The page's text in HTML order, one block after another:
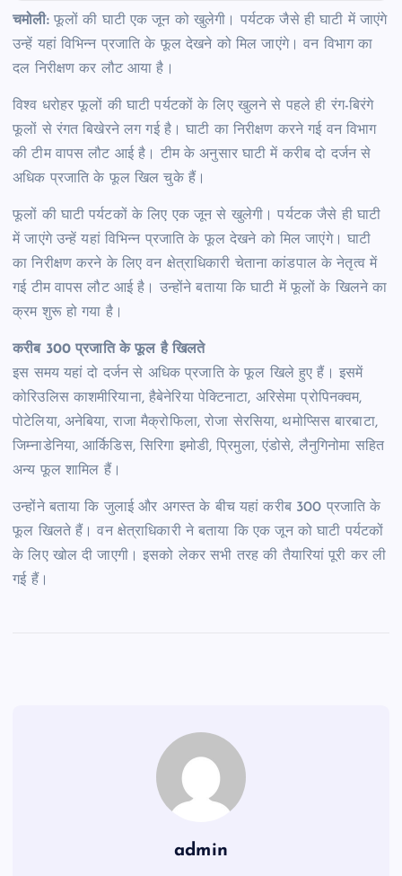
चमोली:फूलों की घाटी एक जून को खुलेगी। पर्यटक जैसे ही घाटी में जाएंगे
उन्हें यहां विभिन्न प्रजाति के फूल देखने को मिल जाएंगे। वन विभाग का
दल निरीक्षण कर लौट आया है।
विश्व धरोहर फूलों की घाटी पर्यटकों के लिए खुलने से पहले ही रंग-बिरंगे
फूलों से रंगत बिखेरने लग गई है। घाटी का निरीक्षण करने गई वन विभाग
की टीम वापस लौट आई है। टीम के अनुसार घाटी में करीब दो दर्जन से
अधिक प्रजाति के फूल खिल चुके हैं।
फूलों की घाटी पर्यटकों के लिए एक जून से खुलेगी। पर्यटक जैसे ही घाटी
में जाएंगे उन्हें यहां विभिन्न प्रजाति के फूल देखने को मिल जाएंगे। घाटी
का निरीक्षण करने के लिए वन क्षेत्राधिकारी चेताना कांडपाल के नेतृत्व में
गई टीम वापस लौट आई है। उन्होंने बताया कि घाटी में फूलों के खिलने का
क्रम शुरू हो गया है।
करीब 300 प्रजाति के फूल है खिलते
इस समय यहां दो दर्जन से अधिक प्रजाति के फूल खिले हुए हैं। इसमें
कोरिउलिस काशमीरियाना, हैबेनेरिया पेक्टिनाटा, अरिसेमा प्रोपिनक्वम,
पोटेलिया, अनेबिया, राजा मैक्रोफिला, रोजा सेरसिया, थमोप्सिस बारबाटा,
जिम्नाडेनिया, आर्किडिस, सिरिगा इमोडी, प्रिमुला, एंडोसे, लैनुगिनोमा सहित
अन्य फूल शामिल हैं।
उन्होंने बताया कि जुलाई और अगस्त के बीच यहां करीब 300 प्रजाति के
फूल खिलते हैं। वन क्षेत्राधिकारी ने बताया कि एक जून को घाटी पर्यटकों
के लिए खोल दी जाएगी। इसको लेकर सभी तरह की तैयारियां पूरी कर ली
गई हैं।
admin